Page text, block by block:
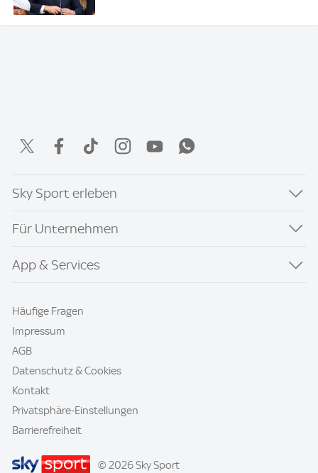
Sky Sport erleben
Für Unternehmen
App & Services
Häufige Fragen
Impressum
AGB
Datenschutz & Cookies
Kontakt
Privatsphäre-Einstellungen
Barrierefreiheit
© 2026 Sky Sport